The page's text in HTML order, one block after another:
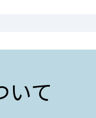
いて